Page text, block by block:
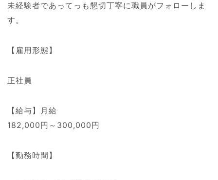
未経験者であってっも懇切丁寧に職員がフォローしま
す。
【雇用形態】
正社員
【給与】月給
182,000円～300,000円
【勤務時間】